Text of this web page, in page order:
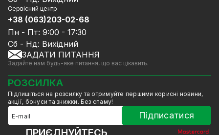
Мережеве обладнання
Ноутбуки та комп'ютери
Аксесуари
Акції
Знижені в ціні товари
GreenVision знижки
Мерч від GreenVision
Товари для дому
Товари зняті з виробництва
Договір публічної оферти
Співпраця
Послуги
Калькулятор розрахунку обсягу HDD
Сервісний центр
+38 (063)203-02-68
Пн - Пт: 9:00 - 17:30
Сб - Нд: Вихідний
ЗАДАТИ ПИТАННЯ
Задайте нам будь-яке питання, що вас цікавить.
РОЗСИЛКА
Підпишіться на розсилку та отримуйте першими корисні новини,
акції, бонуси та знижки. Без спаму!
Підписатися
ПРИЄДНУЙТЕСЬ